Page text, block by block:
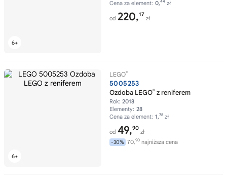
Cena za element: 0,44 zł
od 220,17
zł
LEGO®
5005253
Ozdoba LEGO® z reniferem
Rok: 2018
Elementy: 28
Cena za element: 1,78 zł
od 49,90
zł
-30% 70,90 najniższa cena